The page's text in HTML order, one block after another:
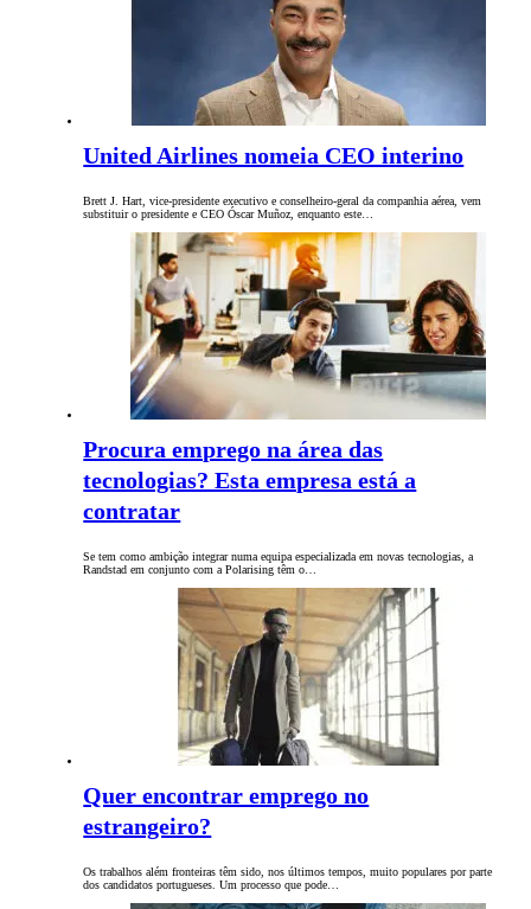
United Airlines nomeia CEO interino
Brett J. Hart, vice-presidente executivo e conselheiro-geral da companhia aérea, vem
substituir o presidente e CEO Óscar Muñoz, enquanto este…
Procura emprego na área das
tecnologias? Esta empresa está a
contratar
Se tem como ambição integrar numa equipa especializada em novas tecnologias, a
Randstad em conjunto com a Polarising têm o…
Quer encontrar emprego no
estrangeiro?
Os trabalhos além fronteiras têm sido, nos últimos tempos, muito populares por parte
dos candidatos portugueses. Um processo que pode…